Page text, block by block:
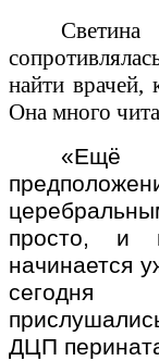
найти врачей,
Она много
просто, и
начинается
сегодня
ДЦП